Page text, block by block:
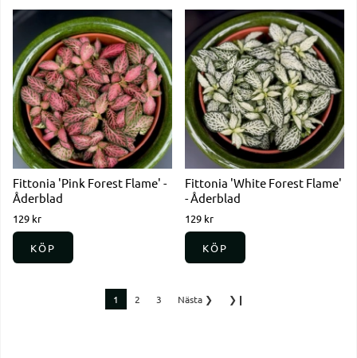
Fittonia 'Pink Forest Flame' -
Åderblad
129 kr
KÖP
Fittonia 'White Forest Flame'
- Åderblad
129 kr
KÖP
1 2 3 Nästa ❯ ❯❙